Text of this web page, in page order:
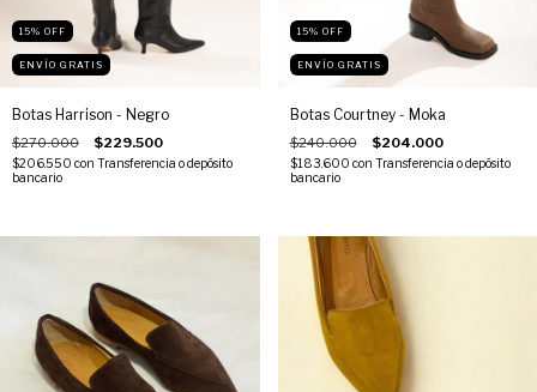
15% OFF
ENVÍO GRATIS
Botas Harrison - Negro
$270.000 $229.500
$206.550 con Transferencia o depósito
bancario
15% OFF
ENVÍO GRATIS
Botas Courtney - Moka
$240.000 $204.000
$183.600 con Transferencia o depósito
bancario